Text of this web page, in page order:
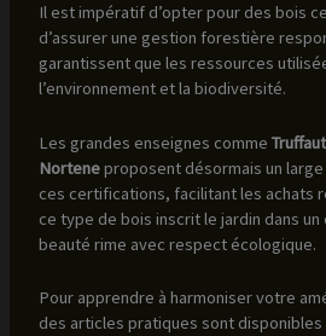
Il est impératif d’opter pour des bois
d’assurer une gestion forestière
garantissent que les ressources
l’environnement et la biodiversité.
Les grandes enseignes comme Truffaut
Norteneproposent désormais un
ces certifications, facilitant les achats
ce type de bois inscrit le jardin dans
beauté rime avec respect écologique.
Pour apprendre à harmoniser votre
des articles pratiques sont